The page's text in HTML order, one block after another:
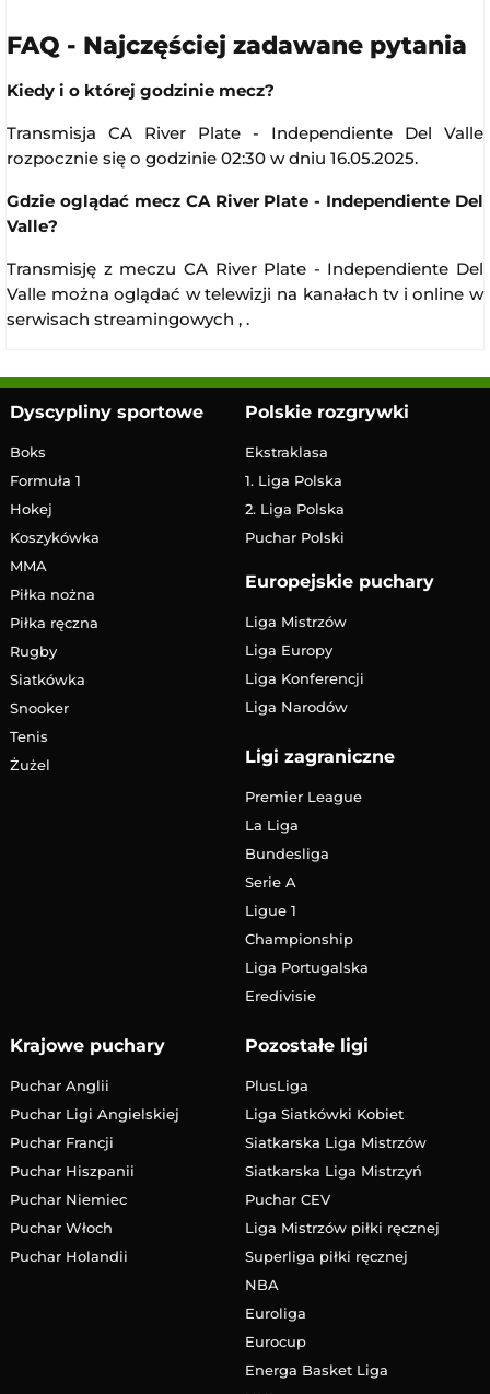
FAQ - Najczęściej zadawane pytania
Kiedy i o której godzinie mecz?
Transmisja CA River Plate - Independiente Del Valle
rozpocznie się o godzinie 02:30 w dniu 16.05.2025.
Gdzie oglądać mecz CA River Plate - Independiente Del
Valle?
Transmisję z meczu CA River Plate - Independiente Del
Valle można oglądać w telewizji na kanałach tv i online w
serwisach streamingowych , .
Dyscypliny sportowe
Boks
Formuła 1
Hokej
Koszykówka
MMA
Piłka nożna
Piłka ręczna
Rugby
Siatkówka
Snooker
Tenis
Żużel
Polskie rozgrywki
Ekstraklasa
1. Liga Polska
2. Liga Polska
Puchar Polski
Europejskie puchary
Liga Mistrzów
Liga Europy
Liga Konferencji
Liga Narodów
Ligi zagraniczne
Premier League
La Liga
Bundesliga
Serie A
Ligue 1
Championship
Liga Portugalska
Eredivisie
Krajowe puchary
Puchar Anglii
Puchar Ligi Angielskiej
Puchar Francji
Puchar Hiszpanii
Puchar Niemiec
Puchar Włoch
Puchar Holandii
Pozostałe ligi
PlusLiga
Liga Siatkówki Kobiet
Siatkarska Liga Mistrzów
Siatkarska Liga Mistrzyń
Puchar CEV
Liga Mistrzów piłki ręcznej
Superliga piłki ręcznej
NBA
Euroliga
Eurocup
Energa Basket Liga